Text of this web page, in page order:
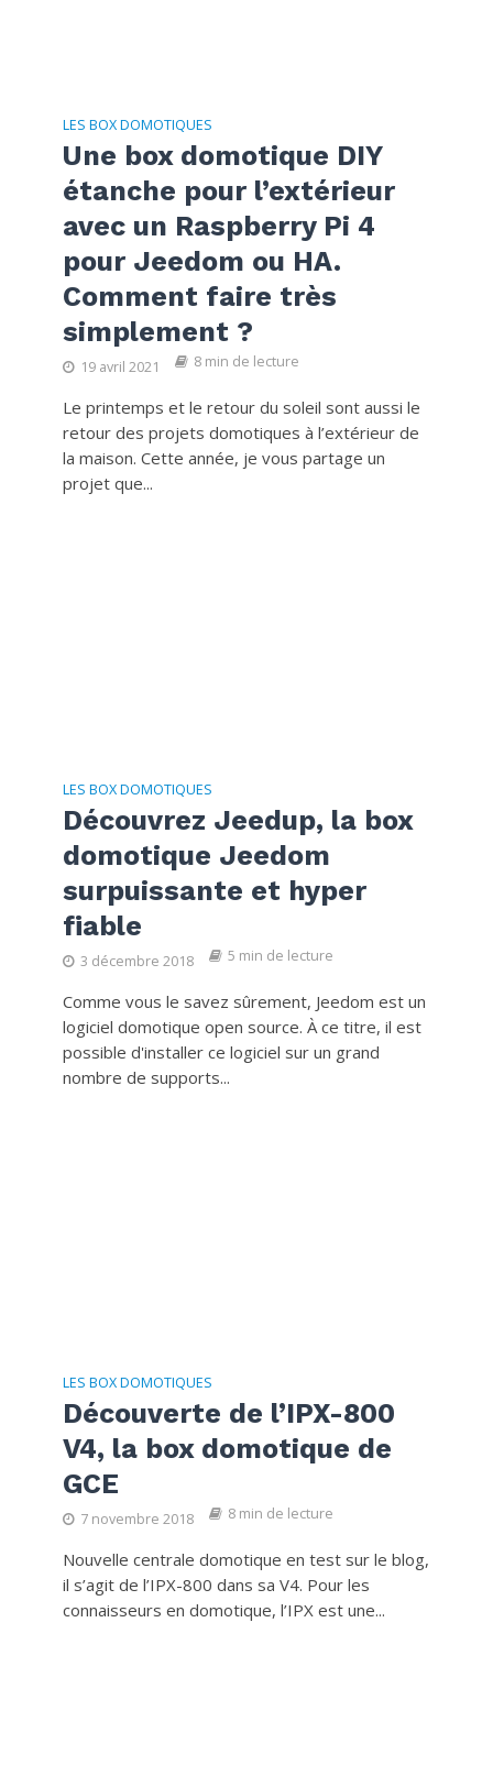
LES BOX DOMOTIQUES
Une box domotique DIY
étanche pour l’extérieur
avec un Raspberry Pi 4
pour Jeedom ou HA.
Comment faire très
simplement ?
19 avril 2021 8 min de lecture
Le printemps et le retour du soleil sont aussi le
retour des projets domotiques à l’extérieur de
la maison. Cette année, je vous partage un
projet que...
LES BOX DOMOTIQUES
Découvrez Jeedup, la box
domotique Jeedom
surpuissante et hyper
fiable
3 décembre 2018 5 min de lecture
Comme vous le savez sûrement, Jeedom est un
logiciel domotique open source. À ce titre, il est
possible d'installer ce logiciel sur un grand
nombre de supports...
LES BOX DOMOTIQUES
Découverte de l’IPX-800
V4, la box domotique de
GCE
7 novembre 2018 8 min de lecture
Nouvelle centrale domotique en test sur le blog,
il s’agit de l’IPX-800 dans sa V4. Pour les
connaisseurs en domotique, l’IPX est une...